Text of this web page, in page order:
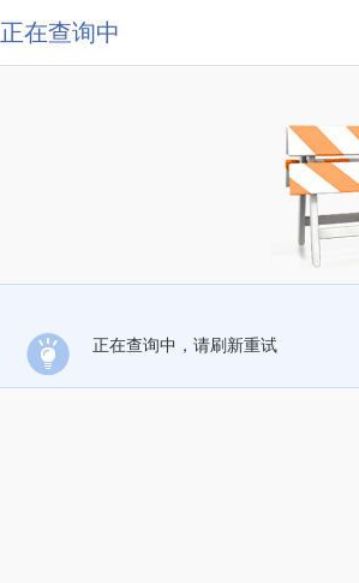
正在查询中
正在查询中，请刷新重试